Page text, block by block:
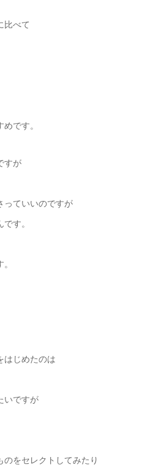
比べて
です。
すが
っていいのですが
す。
はじめたのは
いですが
をセレクトしてみたり